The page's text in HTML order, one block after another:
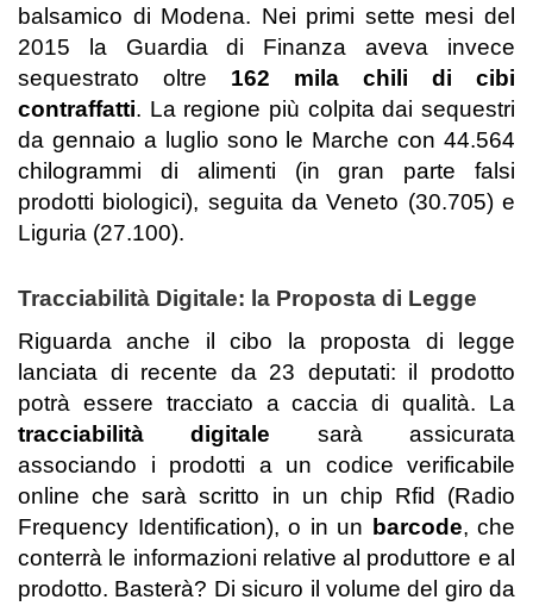
balsamico di Modena. Nei primi sette mesi del
2015 la Guardia di Finanza aveva invece
sequestrato oltre 162 mila chili di cibi
contraffatti. La regione più colpita dai sequestri
da gennaio a luglio sono le Marche con 44.564
chilogrammi di alimenti (in gran parte falsi
prodotti biologici), seguita da Veneto (30.705) e
Liguria (27.100).
Tracciabilità Digitale: la Proposta di Legge
Riguarda anche il cibo la proposta di legge
lanciata di recente da 23 deputati: il prodotto
potrà essere tracciato a caccia di qualità. La
tracciabilità digitale sarà assicurata
associando i prodotti a un codice verificabile
online che sarà scritto in un chip Rfid (Radio
Frequency Identification), o in un barcode, che
conterrà le informazioni relative al produttore e al
prodotto. Basterà? Di sicuro il volume del giro da